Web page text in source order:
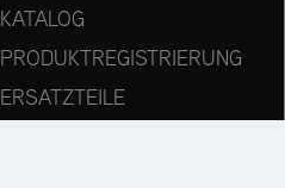
KATALOG
PRODUKTREGISTRIERUNG
ERSATZTEILE